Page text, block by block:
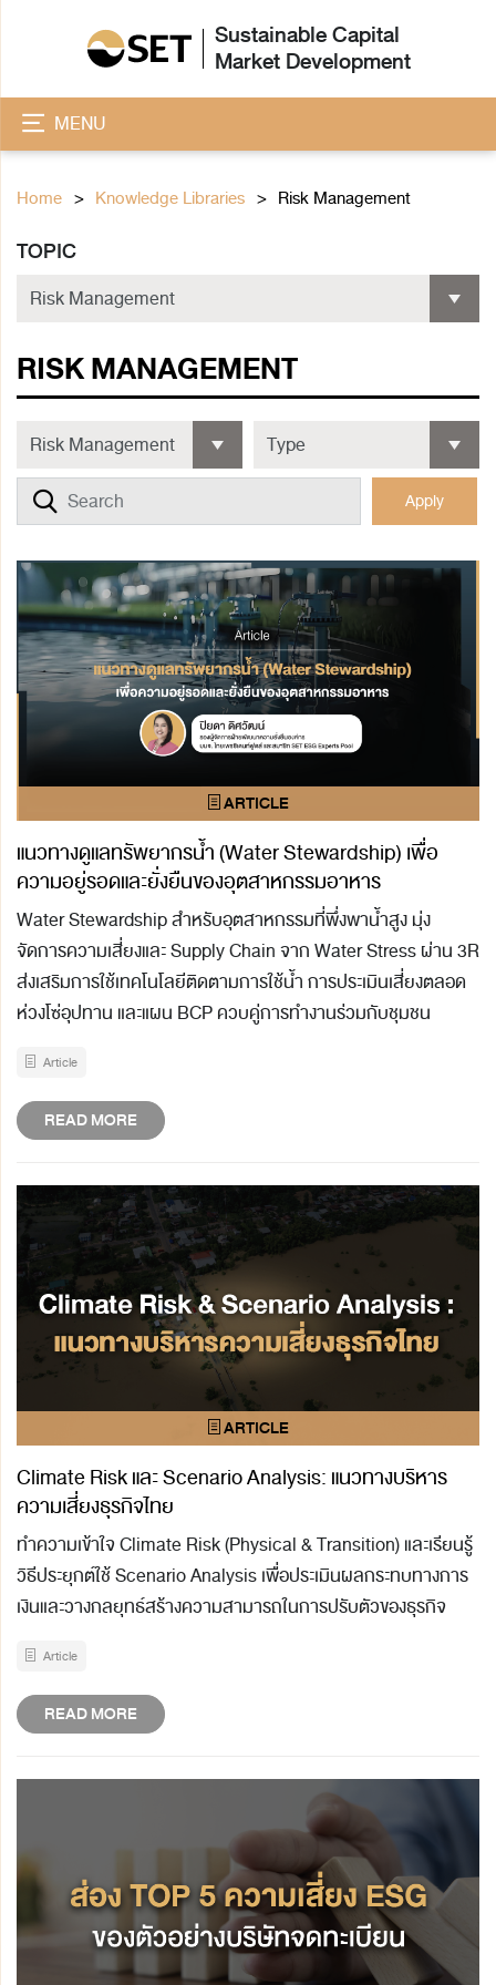
Sustainable Capital
Market Development
MENU
Home Knowledge Libraries Risk Management
TOPIC
RISK MANAGEMENT
Apply
แนวทางดูแลทรัพยากรน้ำ (Water Stewardship) เพื่อ
ความอยู่รอดและยั่งยืนของอุตสาหกรรมอาหาร
Water Stewardship สำหรับอุตสาหกรรมที่พึ่งพาน้ำสูง มุ่ง
จัดการความเสี่ยงและ Supply Chain จาก Water Stress ผ่าน 3R
ส่งเสริมการใช้เทคโนโลยีติดตามการใช้น้ำ การประเมินเสี่ยงตลอด
ห่วงโซ่อุปทาน และแผน BCP ควบคู่การทำงานร่วมกับชุมชน
Article
READ MORE
Climate Risk และ Scenario Analysis: แนวทางบริหาร
ความเสี่ยงธุรกิจไทย
ทำความเข้าใจ Climate Risk (Physical & Transition) และเรียนรู้
วิธีประยุกต์ใช้ Scenario Analysis เพื่อประเมินผลกระทบทางการ
เงินและวางกลยุทธ์สร้างความสามารถในการปรับตัวของธุรกิจ
Article
READ MORE